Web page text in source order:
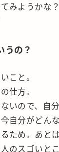
みようかな？
うの？
こと。
仕方。
いので、自
自分がどん
ため。あと
のスゴいと